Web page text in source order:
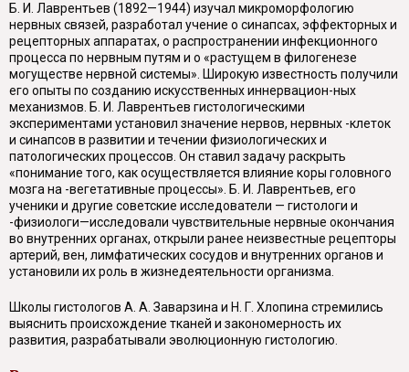
Б. И. Лаврентьев (1892—1944) изучал микроморфологию
нервных связей, разработал учение о синапсах, эффекторных и
рецепторных аппаратах, о распространении инфекционного
процесса по нервным путям и о «растущем в филогенезе
могуществе нервной системы». Широкую известность получили
его опыты по созданию искусственных иннервацион-ных
механизмов. Б. И. Лаврентьев гистологическими
экспериментами установил значение нервов, нервных -клеток
и синапсов в развитии и течении физиологических и
патологических процессов. Он ставил задачу раскрыть
«понимание того, как осуществляется влияние коры головного
мозга на -вегетативные процессы». Б. И. Лаврентьев, его
ученики и другие советские исследователи — гистологи и
-физиологи—исследовали чувствительные нервные окончания
во внутренних органах, открыли ранее неизвестные рецепторы
артерий, вен, лимфатических сосудов и внутренних органов и
установили их роль в жизнедеятельности организма.
Школы гистологов А. А. Заварзина и Н. Г. Хлопина стремились
выяснить происхождение тканей и закономерность их
развития, разрабатывали эволюционную гистологию.